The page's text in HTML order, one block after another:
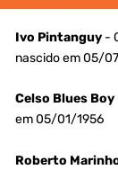
Ivo Pintanguy-
nascido em 05/
Celso Blues Boy
em 05/01/1956
Roberto